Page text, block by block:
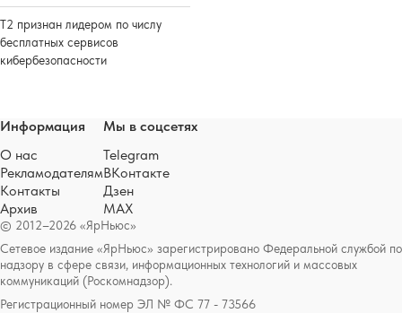
Т2 признан лидером по числу
бесплатных сервисов
кибербезопасности
© 2012–2026 «ЯрНьюс»
Сетевое издание «ЯрНьюс» зарегистрировано Федеральной службой по
надзору в сфере связи, информационных технологий и массовых
коммуникаций (Роскомнадзор).
Регистрационный номер ЭЛ № ФС 77 - 73566
Информация
О нас
Рекламодателям
Контакты
Архив
Мы в соцсетях
Telegram
ВКонтакте
Дзен
MAX